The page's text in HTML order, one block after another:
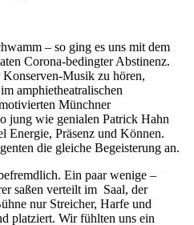
– so ging es uns mit dem
Corona-bedingter Abstinenz.
Musik zu hören,
amphietheatralischen
Münchner
jung wie genialen Patrick Hahn
Energie, Präsenz und Können.
die gleiche Begeisterung an.
Ein paar wenige –
saßen verteilt im Saal, der
nur Streicher, Harfe und
platziert. Wir fühlten uns ein